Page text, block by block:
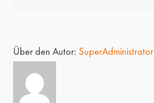
Über den Autor: SuperAdministrator